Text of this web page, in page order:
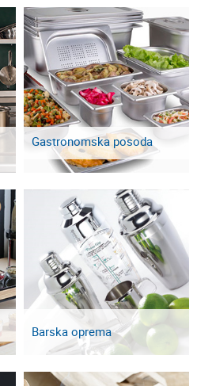
Gastronomska posoda
Barska oprema